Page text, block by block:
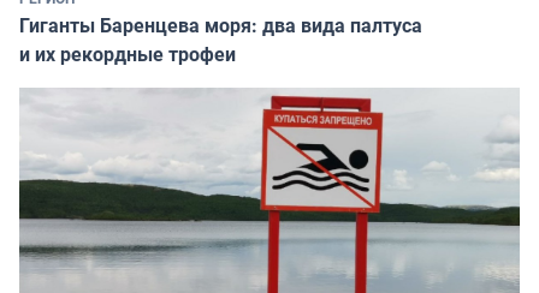
Гиганты Баренцева моря: два вида палтуса
и их рекордные трофеи